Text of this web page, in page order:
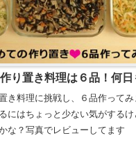
り置き料理は６品！何日
き料理に挑戦し、６品作ってみ
にはちょっと少ない気がする
な？写真でレビューしてます